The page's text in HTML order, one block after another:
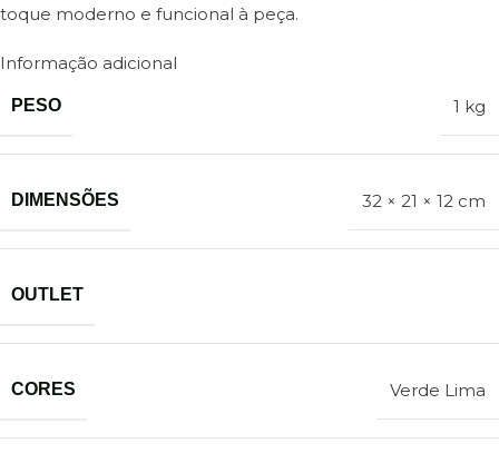
toque moderno e funcional à peça.
Informação adicional
PESO 1 kg
DIMENSÕES 32 × 21 × 12 cm
OUTLET
CORES Verde Lima